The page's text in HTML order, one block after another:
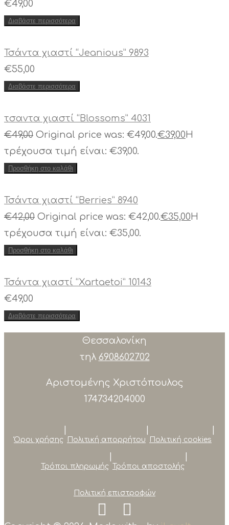
€49,00
Διαβάστε περισσότερα
Τσάντα χιαστί “Jeanious” 9893
€55,00
Διαβάστε περισσότερα
τσαντα χιαστί “Blossoms” 4031
€49,00 Original price was: €49,00.€39,00 Η
τρέχουσα τιμή είναι: €39,00.
Προσθήκη στο καλάθι
Τσάντα χιαστί “Berries” 8940
€42,00 Original price was: €42,00.€35,00 Η
τρέχουσα τιμή είναι: €35,00.
Προσθήκη στο καλάθι
Τσάντα χιαστί “Xartaetoi” 10143
€49,00
Διαβάστε περισσότερα
Θεσσαλονίκη
τηλ 6908602702
Αριστομένης Χριστόπουλος
174734204000
Όροι χρήσης Πολιτική απορρήτου Πολιτική cookies
Τρόποι πληρωμής Τρόποι αποστολής
Πολιτική επιστροφών